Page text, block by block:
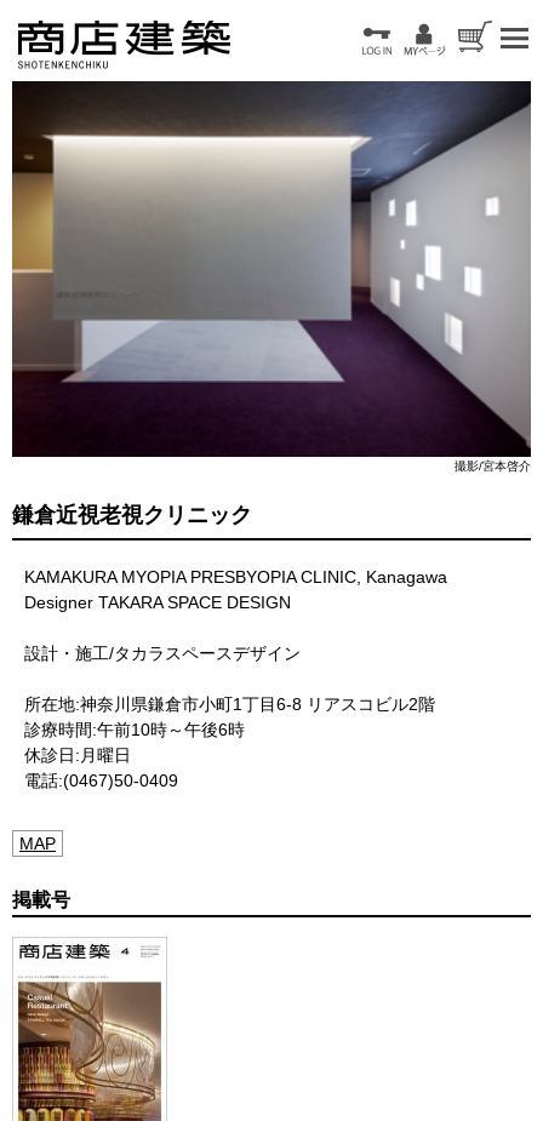
撮影/宮本啓介
鎌倉近視老視クリニック
KAMAKURA MYOPIA PRESBYOPIA CLINIC, Kanagawa
Designer TAKARA SPACE DESIGN
設計・施工/タカラスペースデザイン
所在地:神奈川県鎌倉市小町1丁目6-8 リアスコビル2階
診療時間:午前10時～午後6時
休診日:月曜日
電話:(0467)50-0409
MAP
掲載号